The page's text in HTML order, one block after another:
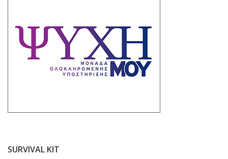
SURVIVAL KIT